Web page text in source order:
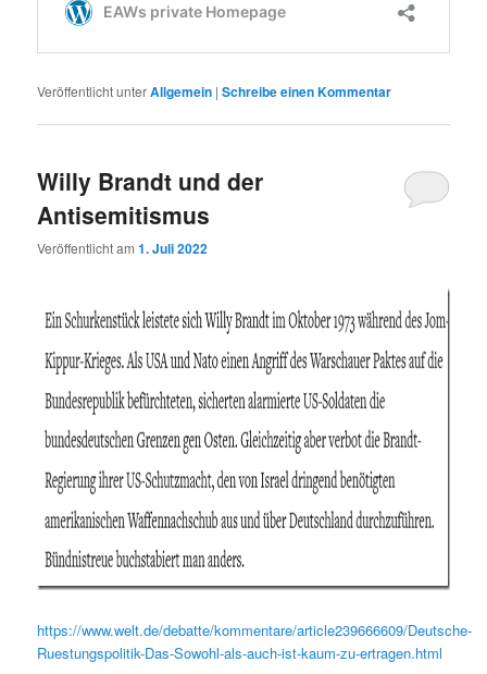
Veröffentlicht unterAllgemein |Schreibe einen Kommentar
Willy Brandt und der
Antisemitismus
Veröffentlicht am1. Juli 2022
https://www.welt.de/debatte/kommentare/article239666609/Deutsche-
Ruestungspolitik-Das-Sowohl-als-auch-ist-kaum-zu-ertragen.html